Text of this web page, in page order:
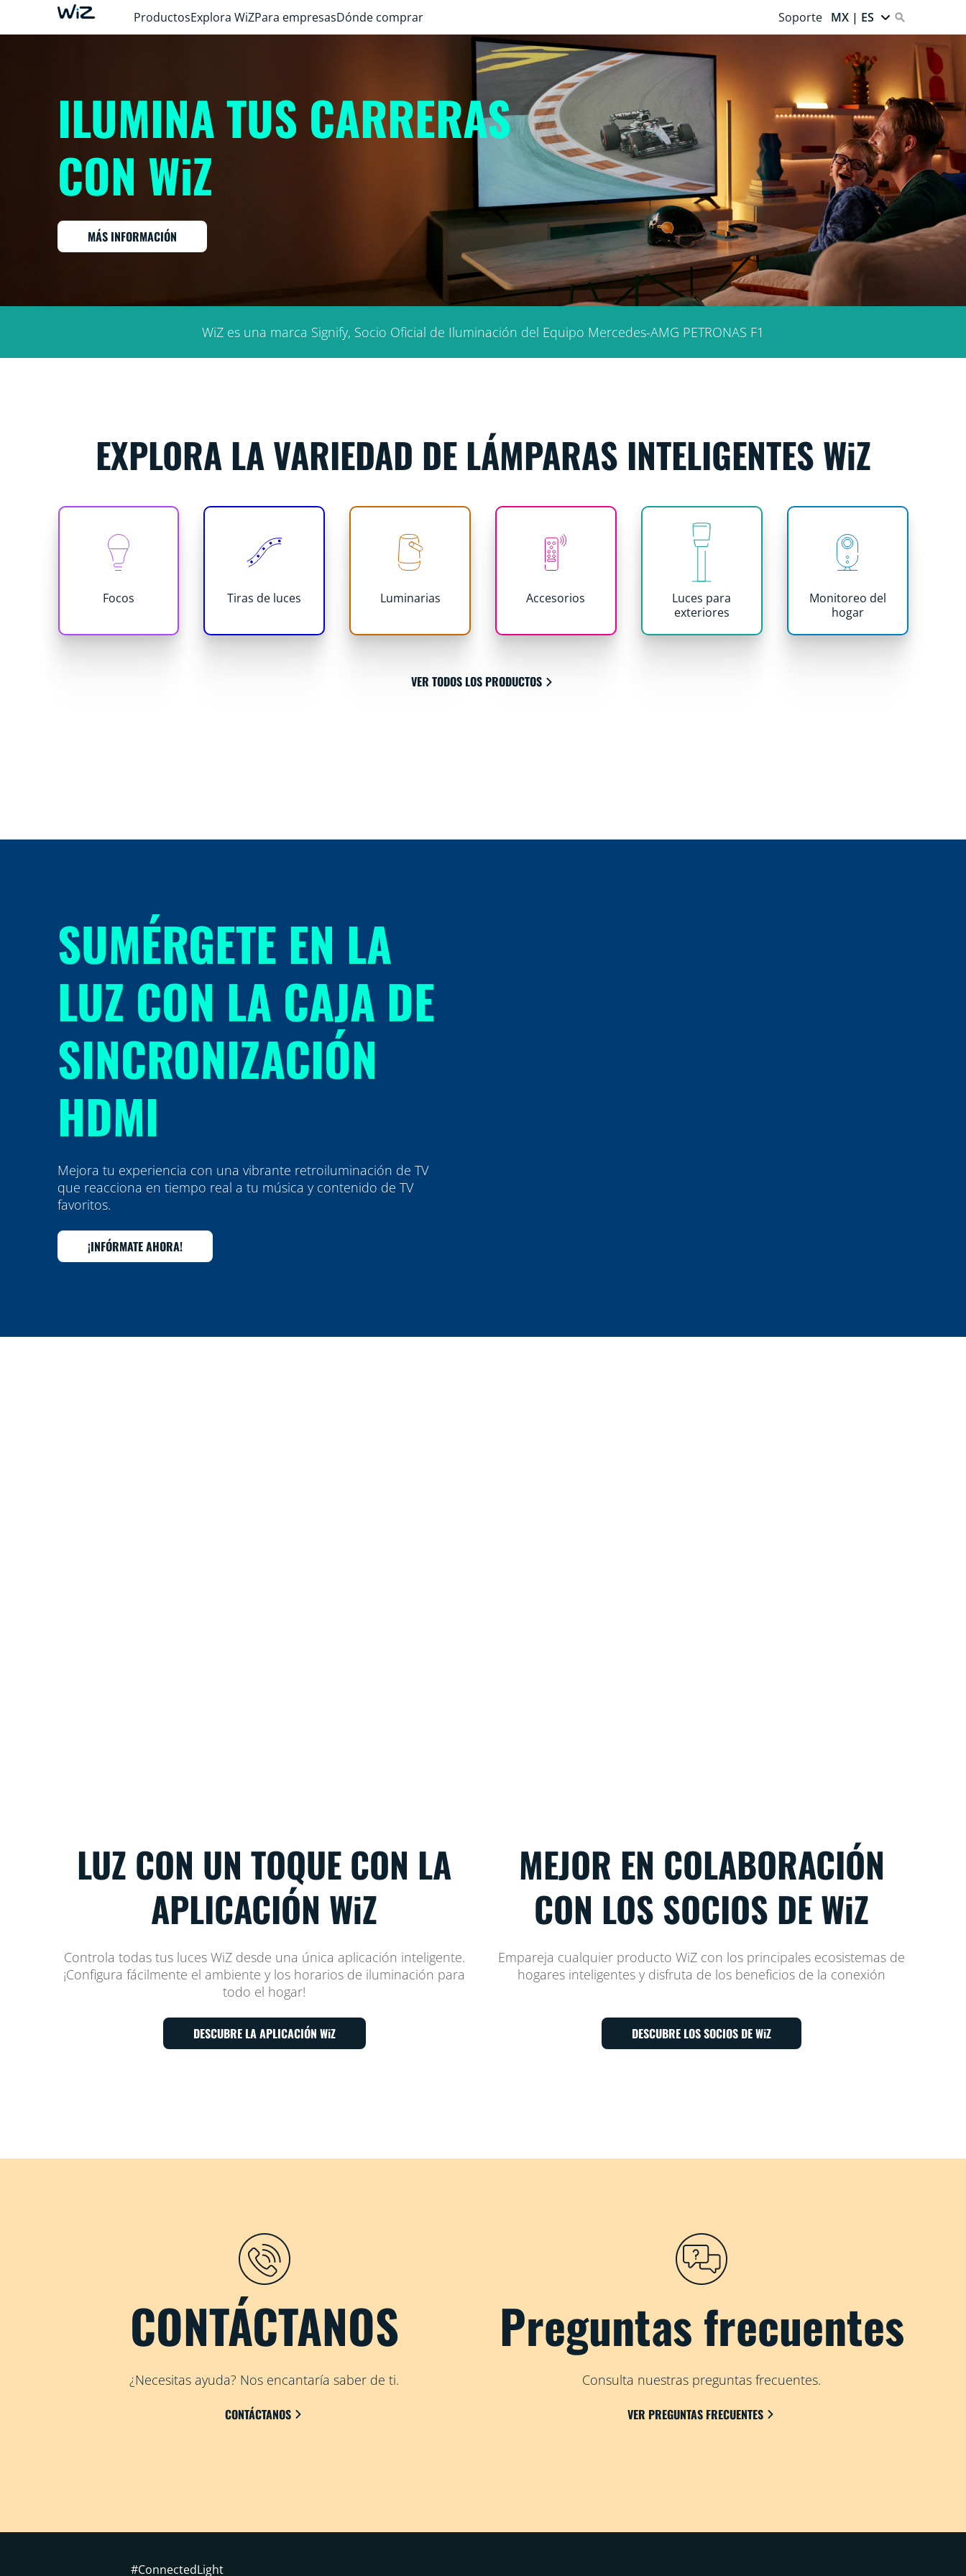
ProductosExplora WiZPara empresasDónde comprar Soporte MX | ES
ILUMINA TUS CARRERAS
CON WiZ
MÁS INFORMACIÓN
WiZ es una marca Signify, Socio Oficial de Iluminación del Equipo Mercedes-AMG PETRONAS F1
EXPLORA LA VARIEDAD DE LÁMPARAS INTELIGENTES WiZ
Focos Tiras de luces Luminarias Accesorios
Luces para
exteriores
Monitoreo del
hogar
VER TODOS LOS PRODUCTOS
SUMÉRGETE EN LA
LUZ CON LA CAJA DE
SINCRONIZACIÓN
HDMI
Mejora tu experiencia con una vibrante retroiluminación de TV
que reacciona en tiempo real a tu música y contenido de TV
favoritos.
¡INFÓRMATE AHORA!
LUZ CON UN TOQUE CON LA
APLICACIÓN WiZ
Controla todas tus luces WiZ desde una única aplicación inteligente.
¡Configura fácilmente el ambiente y los horarios de iluminación para
todo el hogar!
DESCUBRE LA APLICACIÓN WiZ
MEJOR EN COLABORACIÓN
CON LOS SOCIOS DE WiZ
Empareja cualquier producto WiZ con los principales ecosistemas de
hogares inteligentes y disfruta de los beneficios de la conexión
DESCUBRE LOS SOCIOS DE WiZ
CONTÁCTANOS
¿Necesitas ayuda? Nos encantaría saber de ti.
CONTÁCTANOS
Preguntas frecuentes
Consulta nuestras preguntas frecuentes.
VER PREGUNTAS FRECUENTES
#ConnectedLight